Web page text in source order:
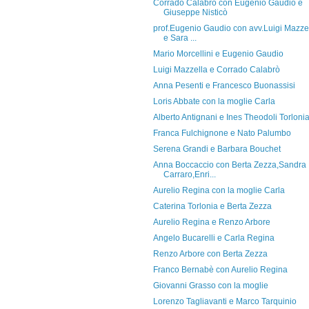
Corrado Calabrò con Eugenio Gaudio e
Giuseppe Nisticò
prof.Eugenio Gaudio con avv.Luigi
e Sara ...
Mario Morcellini e Eugenio Gaudio
Luigi Mazzella e Corrado Calabrò
Anna Pesenti e Francesco Buonassisi
Loris Abbate con la moglie Carla
Alberto Antignani e Ines Theodoli Torlonia
Franca Fulchignone e Nato Palumbo
Serena Grandi e Barbara Bouchet
Anna Boccaccio con Berta Zezza,Sandra
Carraro,Enri...
Aurelio Regina con la moglie Carla
Caterina Torlonia e Berta Zezza
Aurelio Regina e Renzo Arbore
Angelo Bucarelli e Carla Regina
Renzo Arbore con Berta Zezza
Franco Bernabè con Aurelio Regina
Giovanni Grasso con la moglie
Lorenzo Tagliavanti e Marco Tarquinio